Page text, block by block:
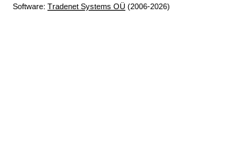
Software: Tradenet Systems OÜ (2006-2026)